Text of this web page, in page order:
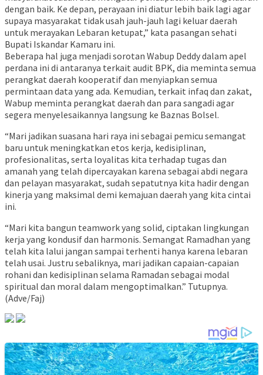
dengan baik. Ke depan, perayaan ini diatur lebih baik lagi agar
supaya masyarakat tidak usah jauh-jauh lagi keluar daerah
untuk merayakan Lebaran ketupat,” kata pasangan sehati
Bupati Iskandar Kamaru ini.
Beberapa hal juga menjadi sorotan Wabup Deddy dalam apel
perdana ini di antaranya terkait audit BPK, dia meminta semua
perangkat daerah kooperatif dan menyiapkan semua
permintaan data yang ada. Kemudian, terkait infaq dan zakat,
Wabup meminta perangkat daerah dan para sangadi agar
segera menyelesaikannya langsung ke Baznas Bolsel.
“Mari jadikan suasana hari raya ini sebagai pemicu semangat
baru untuk meningkatkan etos kerja, kedisiplinan,
profesionalitas, serta loyalitas kita terhadap tugas dan
amanah yang telah dipercayakan karena sebagai abdi negara
dan pelayan masyarakat, sudah sepatutnya kita hadir dengan
kinerja yang maksimal demi kemajuan daerah yang kita cintai
ini.
“Mari kita bangun teamwork yang solid, ciptakan lingkungan
kerja yang kondusif dan harmonis. Semangat Ramadhan yang
telah kita lalui jangan sampai terhenti hanya karena lebaran
telah usai. Justru sebaliknya, mari jadikan capaian-capaian
rohani dan kedisiplinan selama Ramadan sebagai modal
spiritual dan moral dalam mengoptimalkan.” Tutupnya.
(Adve/Faj)